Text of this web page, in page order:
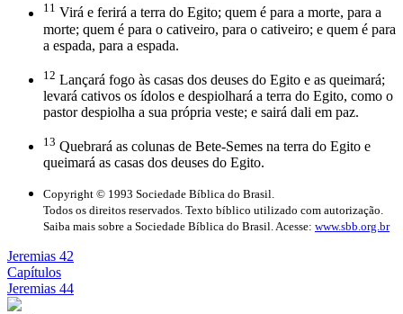
11 Virá e ferirá a terra do Egito; quem é para a morte, para a
morte; quem é para o cativeiro, para o cativeiro; e quem é para
a espada, para a espada.
12 Lançará fogo às casas dos deuses do Egito e as queimará;
levará cativos os ídolos e despiolhará a terra do Egito, como o
pastor despiolha a sua própria veste; e sairá dali em paz.
13 Quebrará as colunas de Bete-Semes na terra do Egito e
queimará as casas dos deuses do Egito.
Copyright © 1993 Sociedade Bíblica do Brasil.
Todos os direitos reservados. Texto bíblico utilizado com autorização.
Saiba mais sobre a Sociedade Bíblica do Brasil. Acesse: www.sbb.org.br
Jeremias 42
Capítulos
Jeremias 44